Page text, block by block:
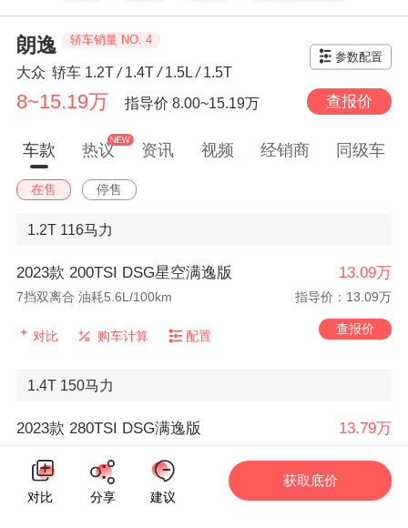
朗逸 轿车销量 NO. 4
大众 轿车 1.2T/1.4T/1.5L/1.5T
参数配置
8~15.19万 指导价 8.00~15.19万 查报价
车款 热议 资讯 视频 经销商 同级车
在售 停售
1.2T 116马力
2023款 200TSI DSG星空满逸版 13.09万
7挡双离合 油耗5.6L/100km 指导价：13.09万
对比 购车计算 配置 查报价
1.4T 150马力
2023款 280TSI DSG满逸版 13.79万
对比 购车计算
查报价
对比
分享 建议
获取底价